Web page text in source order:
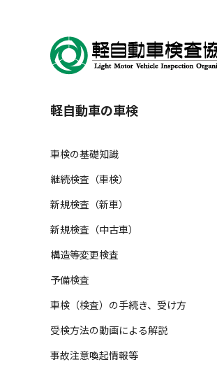
軽自動車の車検
車検の基礎知識
継続検査（車検）
新規検査（新車）
新規検査（中古車）
構造等変更検査
予備検査
車検（検査）の手続き、受け方
受検方法の動画による解説
事故注意喚起情報等